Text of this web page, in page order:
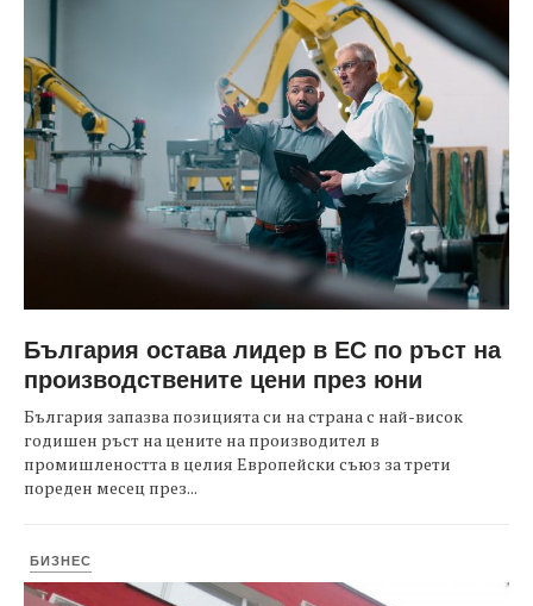
България остава лидер в ЕС по ръст на
производствените цени през юни
България запазва позицията си на страна с най-висок
годишен ръст на цените на производител в
промишлеността в целия Европейски съюз за трети
пореден месец през...
БИЗНЕС